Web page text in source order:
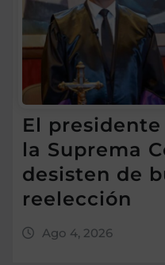
El
la Suprema
desisten de
reelección
Ago 4, 2026